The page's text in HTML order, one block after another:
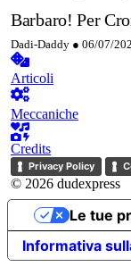
Barbaro! Per
Dadi-Daddy ● 06/07/
Articoli
Meccaniche
Credits
Privacy Policy
© 2026 dudexpress
Informativa
Le tue